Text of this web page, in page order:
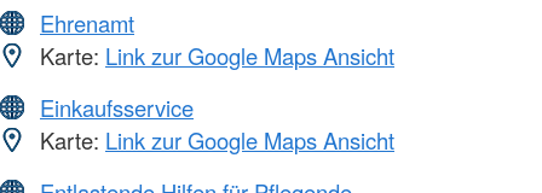
Ehrenamt
Karte: Link zur Google Maps Ansicht
Einkaufsservice
Karte: Link zur Google Maps Ansicht